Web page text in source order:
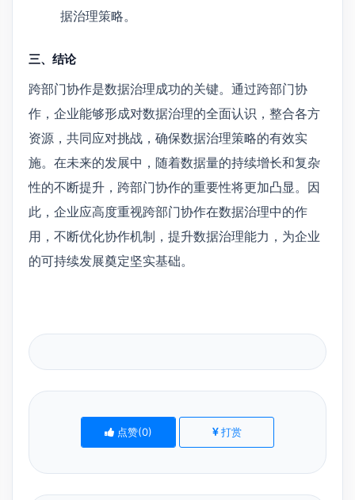
据治理策略。
三、结论
跨部门协作是数据治理成功的关键。通过跨部门协
作，企业能够形成对数据治理的全面认识，整合各方
资源，共同应对挑战，确保数据治理策略的有效实
施。在未来的发展中，随着数据量的持续增长和复杂
性的不断提升，跨部门协作的重要性将更加凸显。因
此，企业应高度重视跨部门协作在数据治理中的作
用，不断优化协作机制，提升数据治理能力，为企业
的可持续发展奠定坚实基础。
点赞(0) 打赏